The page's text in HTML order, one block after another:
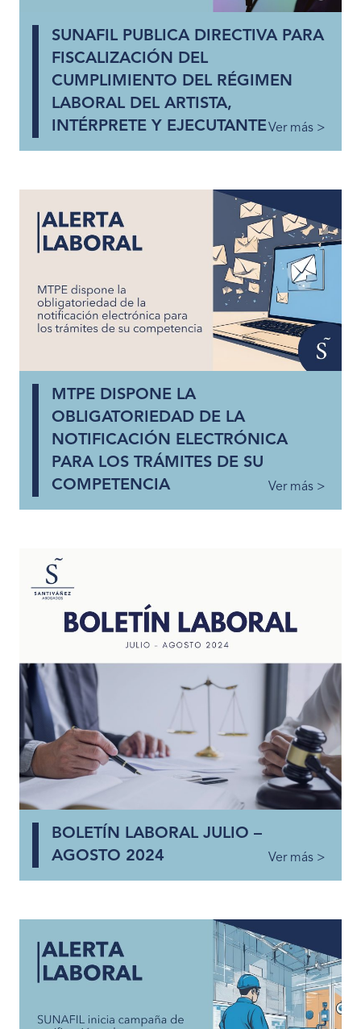
SUNAFIL PUBLICA DIRECTIVA PARA
FISCALIZACIÓN DEL
CUMPLIMIENTO DEL RÉGIMEN
LABORAL DEL ARTISTA,
INTÉRPRETE Y EJECUTANTEVer más >
MTPE DISPONE LA
OBLIGATORIEDAD DE LA
NOTIFICACIÓN ELECTRÓNICA
PARA LOS TRÁMITES DE SU
COMPETENCIA
Ver más >
BOLETÍN LABORAL JULIO –
AGOSTO 2024
Ver más >